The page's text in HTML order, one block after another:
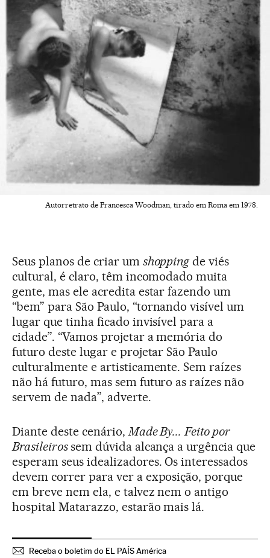
Autorretrato de Francesca Woodman, tirado em Roma em 1978.
Seus planos de criar um shoppingde viés
cultural, é claro, têm incomodado muita
gente, mas ele acredita estar fazendo um
“bem” para São Paulo, “tornando visível um
lugar que tinha ficado invisível para a
cidade”. “Vamos projetar a memória do
futuro deste lugar e projetar São Paulo
culturalmente e artisticamente. Sem raízes
não há futuro, mas sem futuro as raízes não
servem de nada”, adverte.
Diante deste cenário,Made By... Feito por
Brasileirossem dúvida alcança a urgência que
esperam seus idealizadores. Os interessados
devem correr para ver a exposição, porque
em breve nem ela, e talvez nem o antigo
hospital Matarazzo, estarão mais lá.
Receba o boletim do EL PAÍS América